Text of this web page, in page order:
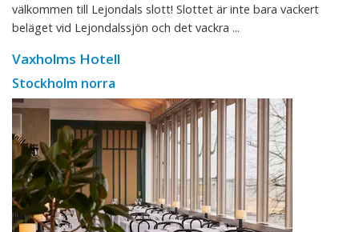
välkommen till Lejondals slott! Slottet är inte bara vackert
beläget vid Lejondalssjön och det vackra ...
Vaxholms Hotell
Stockholm norra